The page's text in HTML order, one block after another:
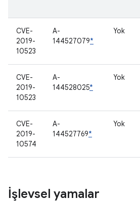
CVE-
2019-
10523
A-
144527079*
Yok
CVE-
2019-
10523
A-
144528025*
Yok
CVE-
2019-
10574
A-
144527769*
Yok
İşlevsel yamalar